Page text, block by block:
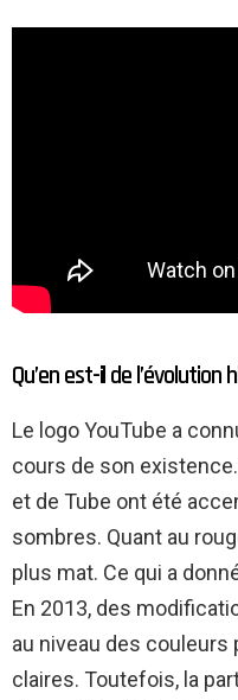
Qu’en est-il de l’évolution
Le logo YouTube a
cours de son
et de Tube ont été
sombres. Quant au
plus mat. Ce qui a
En 2013, des
au niveau des couleurs
claires. Toutefois, la